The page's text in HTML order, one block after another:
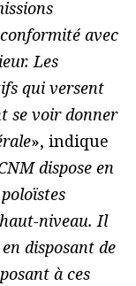
avec
Les
qui versent
se voir donner
», indique
dispose en
niveau. Il
disposant de
à ces